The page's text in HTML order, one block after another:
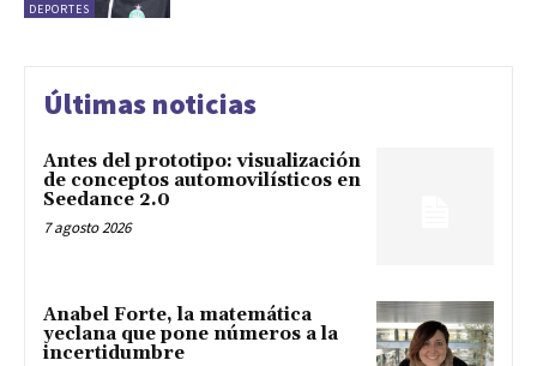
DEPORTES
Últimas noticias
Antes del prototipo: visualización
de conceptos automovilísticos en
Seedance 2.0
7 agosto 2026
Anabel Forte, la matemática
yeclana que pone números a la
incertidumbre